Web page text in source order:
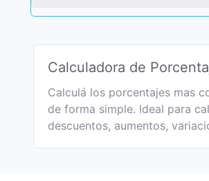
Calculadora de
Calculá los porcentajes mas
de forma simple. Ideal para
descuentos, aumentos,